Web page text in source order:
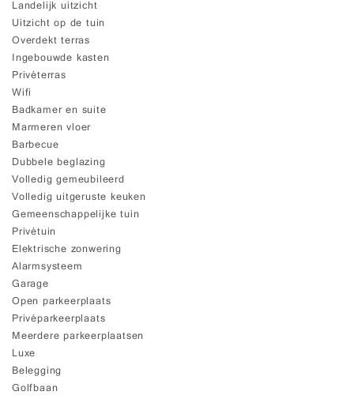
Landelijk uitzicht
Uitzicht op de tuin
Overdekt terras
Ingebouwde kasten
Privéterras
Wifi
Badkamer en suite
Marmeren vloer
Barbecue
Dubbele beglazing
Volledig gemeubileerd
Volledig uitgeruste keuken
Gemeenschappelijke tuin
Privétuin
Elektrische zonwering
Alarmsysteem
Garage
Open parkeerplaats
Privéparkeerplaats
Meerdere parkeerplaatsen
Luxe
Belegging
Golfbaan